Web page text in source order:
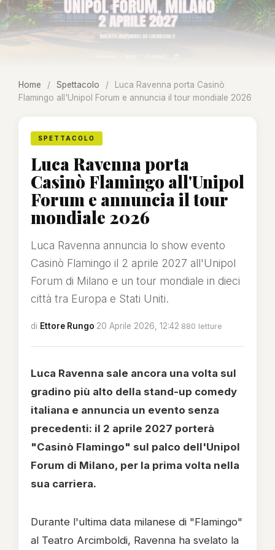
Home / Spettacolo /
Luca Ravenna porta Casinò
Flamingo all'Unipol Forum e annuncia il tour mondiale 2026
SPETTACOLO
Luca Ravenna porta
Casinò Flamingo all'Unipol
Forum e annuncia il tour
mondiale 2026
Luca Ravenna annuncia lo show evento
Casinò Flamingo il 2 aprile 2027 all'Unipol
Forum di Milano e un tour mondiale in dieci
città tra Europa e Stati Uniti.
di Ettore Rungo·20 Aprile 2026, 12:42·880 letture
Luca Ravenna sale ancora una volta sul
gradino più alto della stand-up comedy
italiana e annuncia un evento senza
precedenti: il 2 aprile 2027 porterà
"Casinò Flamingo" sul palco dell'Unipol
Forum di Milano, per la prima volta nella
sua carriera.
Durante l'ultima data milanese di "Flamingo"
al Teatro Arcimboldi, Ravenna ha svelato la